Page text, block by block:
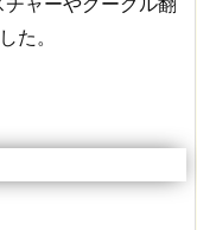
た。